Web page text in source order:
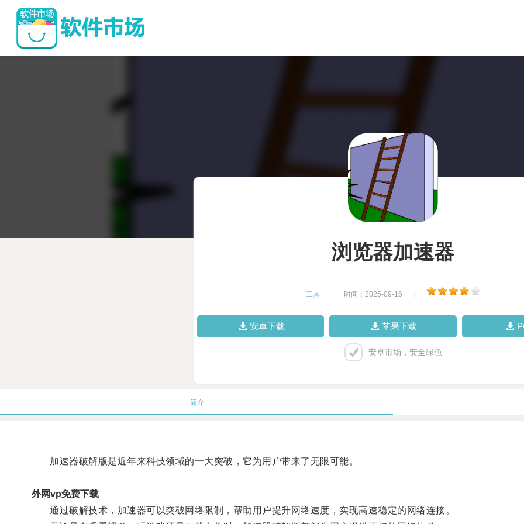
浏览器加速器
工具 时间：2025-09-16
安卓下载 苹果下载
安卓市场，安全绿色
简介
加速器破解版是近年来科技领域的一大突破，它为用户带来了无限可能。
外网vp免费下载
通过破解技术，加速器可以突破网络限制，帮助用户提升网络速度，实现高速稳定的网络连接。